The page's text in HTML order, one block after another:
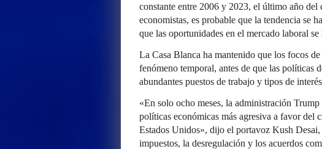
constante entre 2006 y 2023, el último año del
economistas, es probable que la tendencia se
que las oportunidades en el mercado laboral se
La Casa Blanca ha mantenido que los focos
fenómeno temporal, antes de que las políticas
abundantes puestos de trabajo y tipos de
«En solo ocho meses, la administración
políticas económicas más agresiva a favor del
Estados Unidos», dijo el portavoz Kush Desai,
impuestos, la desregulación y los acuerdos